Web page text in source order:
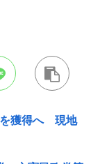
を獲得へ 現地